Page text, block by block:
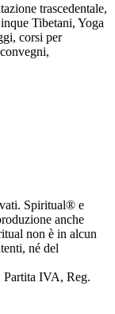
trascedentale,
Tibetani, Yoga
corsi per
Spiritual® e
anche
non è in alcun
né del
Partita IVA, Reg.